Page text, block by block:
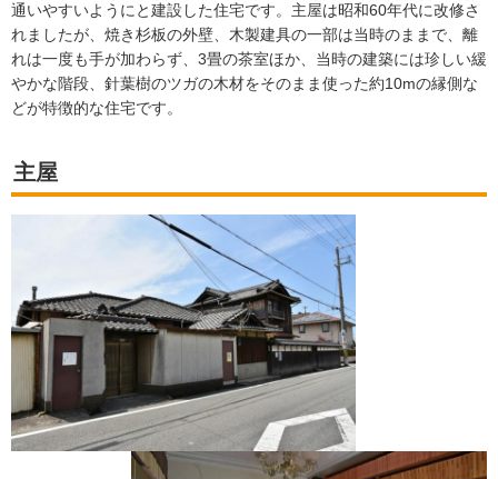
通いやすいようにと建設した住宅です。主屋は昭和60年代に改修さ
れましたが、焼き杉板の外壁、木製建具の一部は当時のままで、離
れは一度も手が加わらず、3畳の茶室ほか、当時の建築には珍しい緩
やかな階段、針葉樹のツガの木材をそのまま使った約10mの縁側な
どが特徴的な住宅です。
主屋